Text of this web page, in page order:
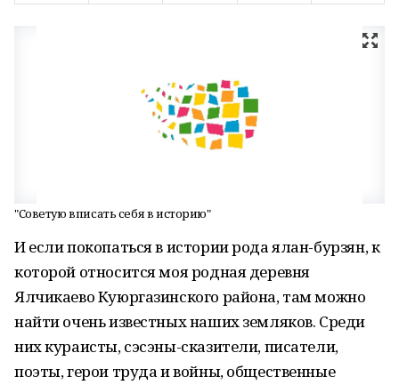
"Советую вписать себя в историю"
И если покопаться в истории рода ялан-бурзян, к
которой относится моя родная деревня
Ялчикаево Куюргазинского района, там можно
найти очень известных наших земляков. Среди
них кураисты, сэсэны-сказители, писатели,
поэты, герои труда и войны, общественные